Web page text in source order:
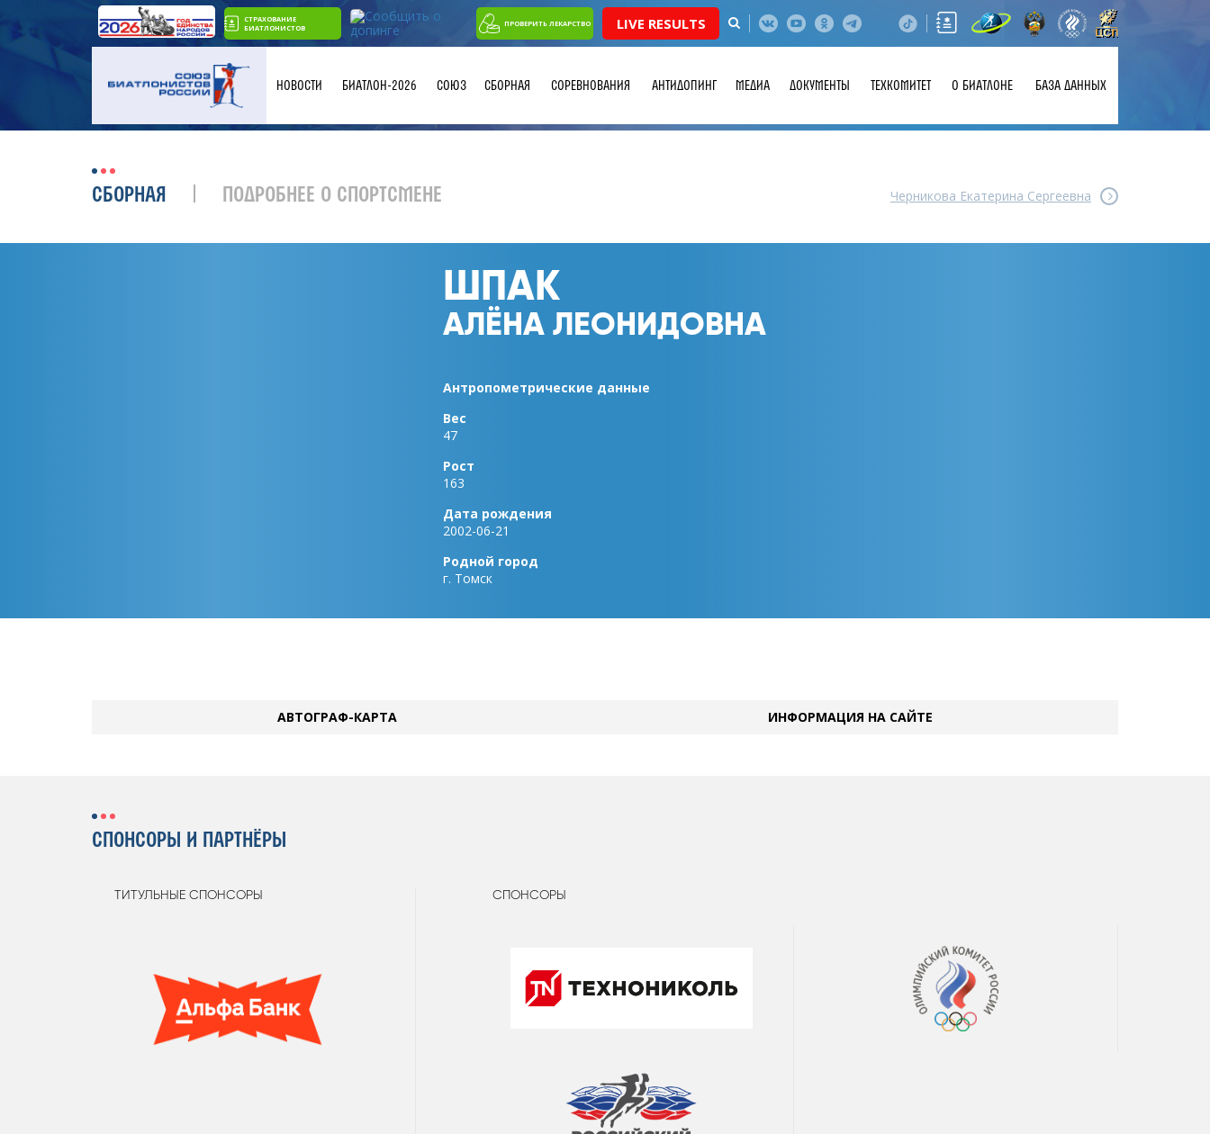
СТРАХОВАНИЕ
БИАТЛОНИСТОВ
ПРОВЕРИТЬ ЛЕКАРСТВО LIVE RESULTS
НОВОСТИ БИАТЛОН-2026 СОЮЗ СБОРНАЯ СОРЕВНОВАНИЯ АНТИДОПИНГ МЕДИА ДОКУМЕНТЫ ТЕХКОМИТЕТ О БИАТЛОНЕ БАЗА ДАННЫХ
СБОРНАЯ ПОДРОБНЕЕ О СПОРТСМЕНЕ Черникова Екатерина Сергеевна
ШПАК
АЛЁНА ЛЕОНИДОВНА
Антропометрические данные
Вес
47
Рост
163
Дата рождения
2002-06-21
Родной город
г. Томск
АВТОГРАФ-КАРТА ИНФОРМАЦИЯ НА САЙТЕ
СПОНСОРЫ И ПАРТНЁРЫ
ТИТУЛЬНЫЕ СПОНСОРЫ СПОНСОРЫ